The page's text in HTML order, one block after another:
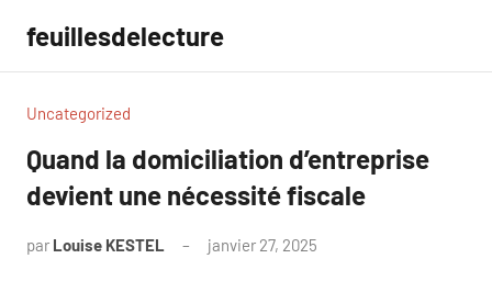
contenu
feuillesdelecture
Uncategorized
Quand la domiciliation d’entreprise
devient une nécessité fiscale
par Louise KESTEL janvier 27, 2025